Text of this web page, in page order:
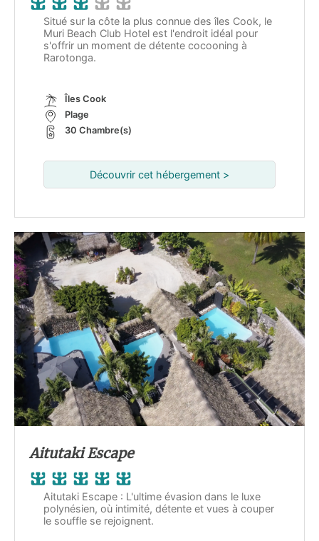
Situé sur la côte la plus connue des îles Cook, le
Muri Beach Club Hotel est l'endroit idéal pour
s'offrir un moment de détente cocooning à
Rarotonga.
Îles Cook
Plage
30 Chambre(s)
Découvrir cet hébergement >
Aitutaki Escape
Aitutaki Escape : L'ultime évasion dans le luxe
polynésien, où intimité, détente et vues à couper
le souffle se rejoignent.